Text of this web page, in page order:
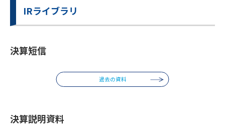
IRライブラリ
決算短信
過去の資料
決算説明資料